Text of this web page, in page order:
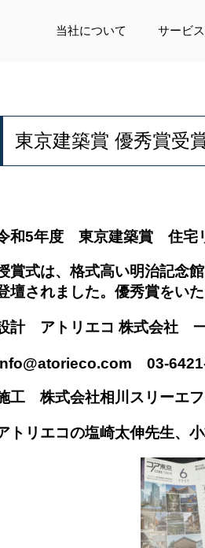
当社について サービス
東京建築賞 優秀賞受
和5年度 東京建築賞 住宅
賞式は、格式高い明治記念
壇されました。優秀賞をい
計 アトリエコ 株式会社
03-
工 株式会社相川スリーエフ
トリエコの塩崎太伸先生、